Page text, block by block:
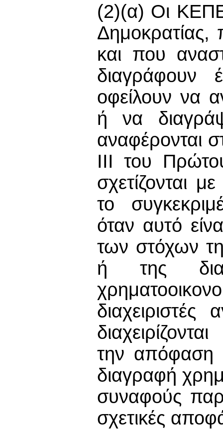
(2)(α) Οι
Δημοκρατίας,
και που
διαγράφουν
οφείλουν να
ή να
αναφέρονται
ΙΙΙ του
σχετίζονται
το
όταν αυτό
των στόχων
ή της
την απόφαση
διαγραφή
συναφούς
σχετικές